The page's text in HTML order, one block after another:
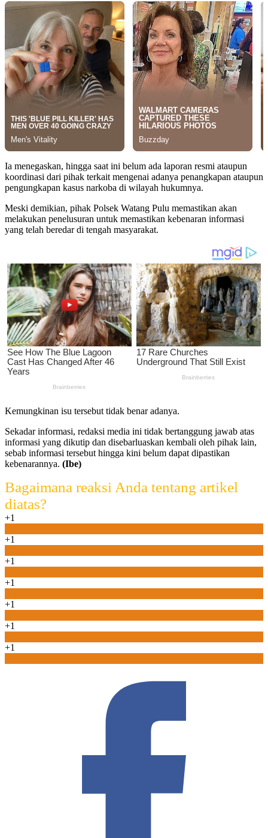
Ia menegaskan, hingga saat ini belum ada laporan resmi ataupun
koordinasi dari pihak terkait mengenai adanya penangkapan ataupun
pengungkapan kasus narkoba di wilayah hukumnya.
Meski demikian, pihak Polsek Watang Pulu memastikan akan
melakukan penelusuran untuk memastikan kebenaran informasi
yang telah beredar di tengah masyarakat.
Kemungkinan isu tersebut tidak benar adanya.
Sekadar informasi, redaksi media ini tidak bertanggung jawab atas
informasi yang dikutip dan disebarluaskan kembali oleh pihak lain,
sebab informasi tersebut hingga kini belum dapat dipastikan
kebenarannya. (Ibe)
Bagaimana reaksi Anda tentang artikel
diatas?
+1
+1
+1
+1
+1
+1
+1